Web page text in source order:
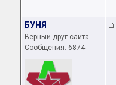
БУНЯ
Верный друг сайта
Сообщения: 6874